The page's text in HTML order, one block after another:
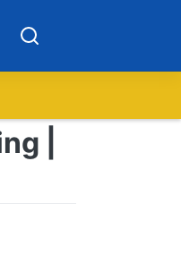
|